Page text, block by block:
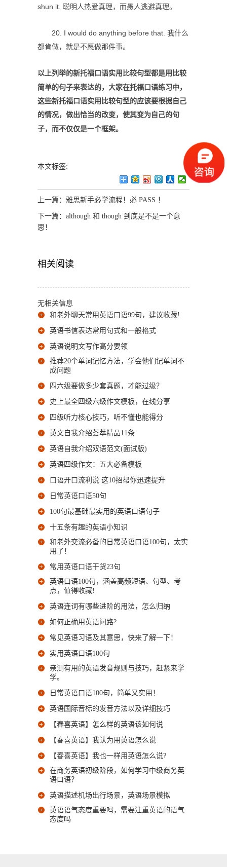
shun it. 聪明人热爱真理，而愚人逃避真理。
20. I would do anything before that. 我什么
都肯做，就是不愿做那件事。
以上列举的新托福口语实用比较句型都是用比较
简单的句子来表达的，大家在托福口语练习中，
这些新托福口语实用比较句型的应该要根据自己
的情况，做出恰当的改变，使其变为自己的句
子，而不仅仅是一个框架。
本文标签:
上一篇： 雅思新手必学流程！必 PASS ！
下一篇： although 和 though 到底是不是一个意
思！
相关阅读
无相关信息
和老外聊天常用英语口语99句，建议收藏!
英语书信表达常用句式和一般格式
英语说明文写作高分要领
推荐20个单词记忆方法，学会他们记单词不
成问题
四六级要做多少套真题，才能过级？
史上最全四级六级作文模板，在线分享
四级听力核心技巧，听不懂也能得分
英文自我介绍荟萃精品11条
英语自我介绍双语范文(面试版)
英语四级作文：五大必备模板
口语开口流利说 这10招帮你迅速提升
日常英语口语50句
100句最基础最实用的英语口语句子
十五条有趣的英语小知识
和老外交流必备的日常英语口语100句，太实
用了！
常用英语口语干货23句
英语口语100句，涵盖高频短语、句型、考
点，值得收藏!
英语连词有哪些进阶的用法，怎么归纳
如何正确用英语问路?
常见英语习语及其意思，快来了解一下！
实用英语口语100句
亲测有用的英语发音规则与技巧，赶紧来学
学。
日常英语口语100句，简单又实用！
英语国际音标的发音方法以及详细技巧
【春喜英语】怎么样的英语该如何说
【春喜英语】我认为用英语怎么说
【春喜英语】我也一样用英语怎么说?
在商务英语初级阶段，如何学习中级商务英
语口语？
英语描述机场出行场景，英语场景模拟
英语语气态度重要吗，需要注重英语的语气
态度吗